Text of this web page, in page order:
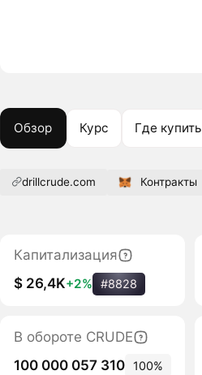
Обзор Курс Где купить
drillcrude.com Контракты
Капитализация
$ 26,4K+2% #8828
В обороте CRUDE
100 000 057 310
100%